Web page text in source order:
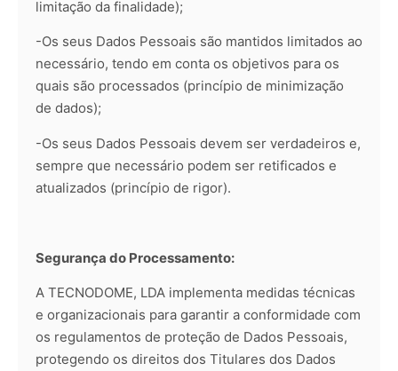
limitação da finalidade);
-Os seus Dados Pessoais são mantidos limitados ao
necessário, tendo em conta os objetivos para os
quais são processados (princípio de minimização
de dados);
-Os seus Dados Pessoais devem ser verdadeiros e,
sempre que necessário podem ser retificados e
atualizados (princípio de rigor).
Segurança do Processamento:
A TECNODOME, LDA implementa medidas técnicas
e organizacionais para garantir a conformidade com
os regulamentos de proteção de Dados Pessoais,
protegendo os direitos dos Titulares dos Dados